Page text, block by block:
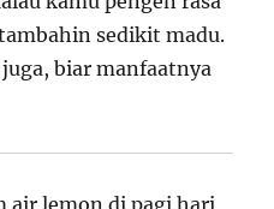
sedikit madu.
biar manfaatnya